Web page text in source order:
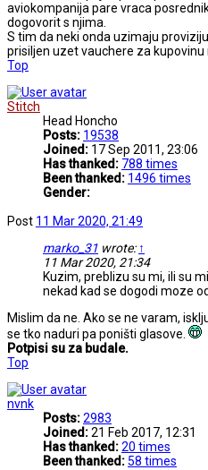
aviokompanija pare vraca
dogovorit s njima.
S tim da neki onda uzimaju
prisiljen uzet vauchere za kupovinu
Top
Stitch
Head Honcho
Posts: 19538
Joined: 17 Sep 2011, 23:06
Has thanked: 788 times
Been thanked: 1496 times
Gender:
Post 11 Mar 2020, 21:49
marko_31 wrote: ↑
11 Mar 2020, 21:34
Kuzim, preblizu su mi, ili su
nekad kad se dogodi moze
Mislim da ne. Ako se ne varam,
se tko naduri pa poništi glasove.
Potpisi su za budale.
Top
nvnk
Posts:2983
Joined:21 Feb 2017, 12:31
Has thanked:20 times
Been thanked:58 times